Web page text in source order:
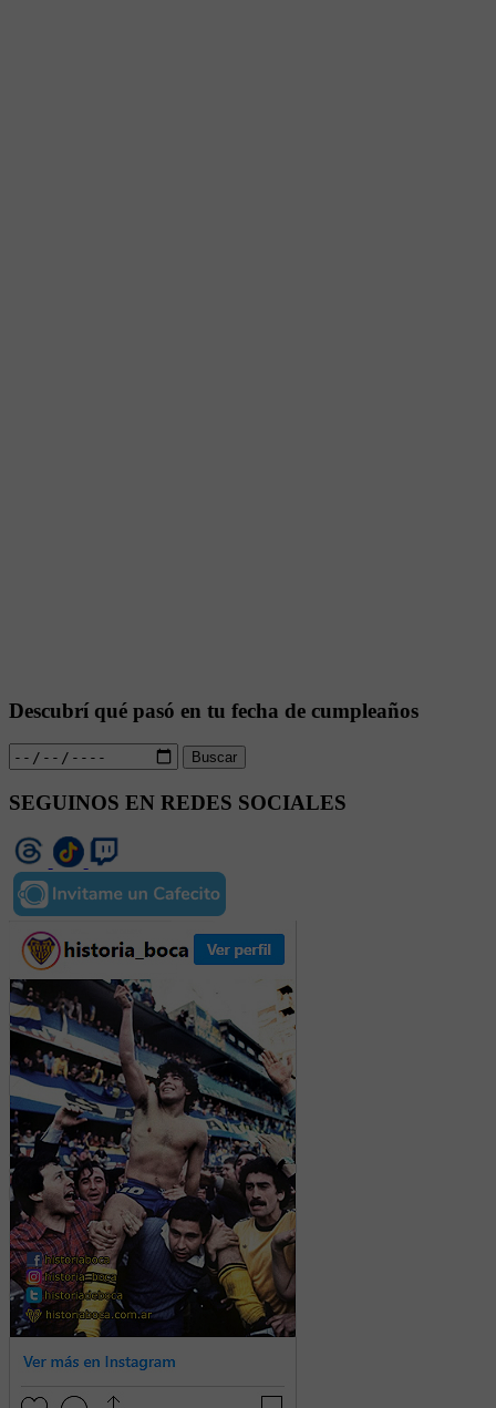
Descubrí qué pasó en tu fecha de cumpleaños
Buscar
SEGUINOS EN REDES SOCIALES